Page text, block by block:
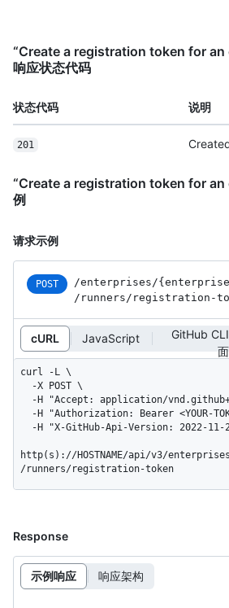
“Create a registration token for an
响应状态代码
状态代码 说明
201
“Create a registration token for an
例
请求示例
POST /enterprises /
/runners /registration-
cURL JavaScript
GitHub
面
curl -L \
http(s)://HOSTNAME/api/v3/
/runners/registration-token
Response
示例响应 响应架构